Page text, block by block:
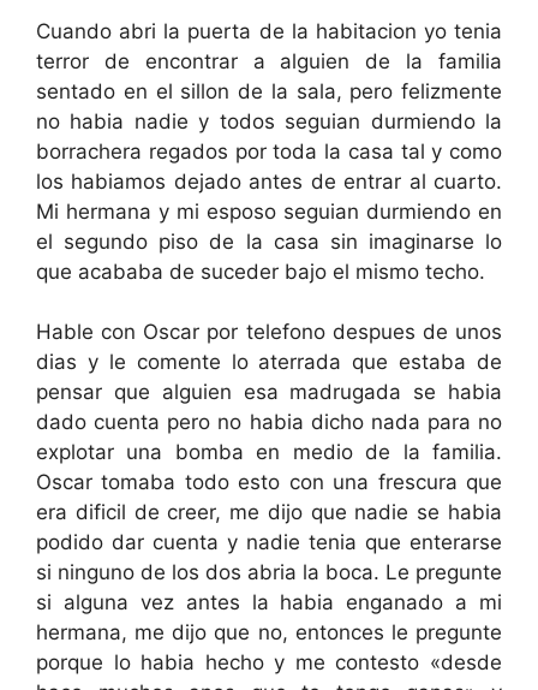
Cuando abri la puerta de la habitacion yo tenia
terror de encontrar a alguien de la familia
sentado en el sillon de la sala, pero felizmente
no habia nadie y todos seguian durmiendo la
borrachera regados por toda la casa tal y como
los habiamos dejado antes de entrar al cuarto.
Mi hermana y mi esposo seguian durmiendo en
el segundo piso de la casa sin imaginarse lo
que acababa de suceder bajo el mismo techo.
Hable con Oscar por telefono despues de unos
dias y le comente lo aterrada que estaba de
pensar que alguien esa madrugada se habia
dado cuenta pero no habia dicho nada para no
explotar una bomba en medio de la familia.
Oscar tomaba todo esto con una frescura que
era dificil de creer, me dijo que nadie se habia
podido dar cuenta y nadie tenia que enterarse
si ninguno de los dos abria la boca. Le pregunte
si alguna vez antes la habia enganado a mi
hermana, me dijo que no, entonces le pregunte
porque lo habia hecho y me contesto «desde